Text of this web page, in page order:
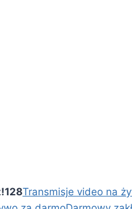
128Transmisje video na